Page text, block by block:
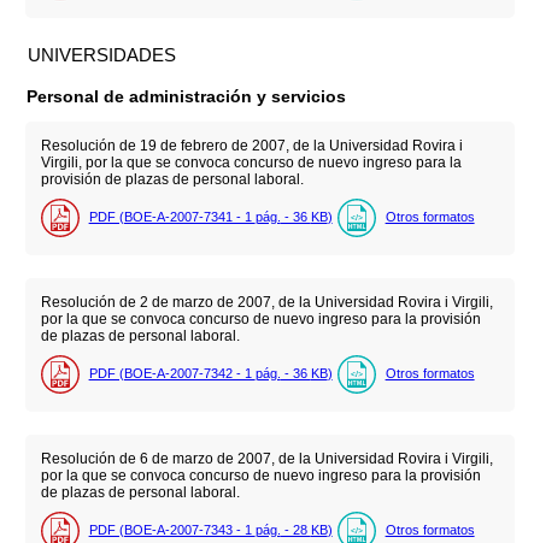
UNIVERSIDADES
Personal de administración y servicios
Resolución de 19 de febrero de 2007, de la Universidad Rovira i
Virgili, por la que se convoca concurso de nuevo ingreso para la
provisión de plazas de personal laboral.
PDF (BOE-A-2007-7341 - 1 pág. - 36 KB) Otros formatos
Resolución de 2 de marzo de 2007, de la Universidad Rovira i Virgili,
por la que se convoca concurso de nuevo ingreso para la provisión
de plazas de personal laboral.
PDF (BOE-A-2007-7342 - 1 pág. - 36 KB) Otros formatos
Resolución de 6 de marzo de 2007, de la Universidad Rovira i Virgili,
por la que se convoca concurso de nuevo ingreso para la provisión
de plazas de personal laboral.
PDF (BOE-A-2007-7343 - 1 pág. - 28 KB) Otros formatos